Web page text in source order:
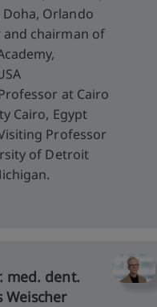
Orlando
and chairman of
at Cairo
Cairo, Egypt
Professor
of Detroit
med. dent.
Weischer